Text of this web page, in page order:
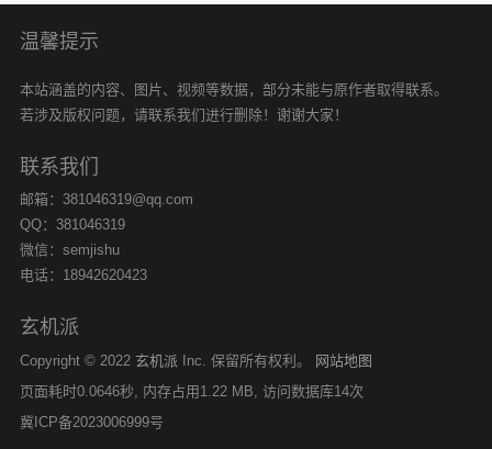
温馨提示
本站涵盖的内容、图片、视频等数据，部分未能与原作者取得联系。
若涉及版权问题，请联系我们进行删除！谢谢大家！
联系我们
邮箱：381046319@qq.com
QQ：381046319
微信：semjishu
电话：18942620423
玄机派
Copyright © 2022 玄机派 Inc. 保留所有权利。 网站地图
页面耗时0.0646秒, 内存占用1.22 MB, 访问数据库14次
冀ICP备2023006999号